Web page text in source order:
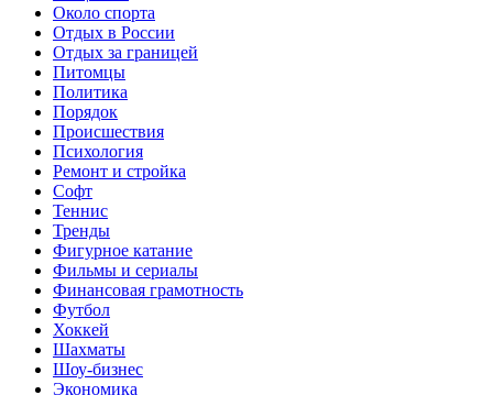
Около спорта
Отдых в России
Отдых за границей
Питомцы
Политика
Порядок
Происшествия
Психология
Ремонт и стройка
Софт
Теннис
Тренды
Фигурное катание
Фильмы и сериалы
Финансовая грамотность
Футбол
Хоккей
Шахматы
Шоу-бизнес
Экономика